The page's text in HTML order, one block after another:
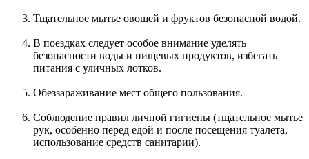
Тщательное мытье овощей и фруктов безопасной водой.
В поездках следует особое внимание уделять
безопасности воды и пищевых продуктов, избегать
питания с уличных лотков.
Обеззараживание мест общего пользования.
Соблюдение правил личной гигиены (тщательное мытье
рук, особенно перед едой и после посещения туалета,
использование средств санитарии).